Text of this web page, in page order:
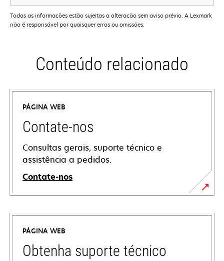
Todas as informações estão sujeitas a alteração sem aviso prévio. A Lexmark
não é responsável por quaisquer erros ou omissões.
Conteúdo relacionado
PÁGINA WEB
Contate-nos
Consultas gerais, suporte técnico e
assistência a pedidos.
Contate-nos
PÁGINA WEB
Obtenha suporte técnico